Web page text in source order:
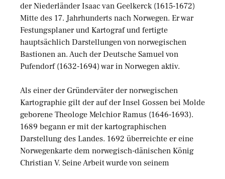
der Niederländer Isaac van Geelkerck (1615-1672)
Mitte des 17. Jahrhunderts nach Norwegen. Er war
Festungsplaner und Kartograf und fertigte
hauptsächlich Darstellungen von norwegischen
Bastionen an. Auch der Deutsche Samuel von
Pufendorf (1632-1694) war in Norwegen aktiv.
Als einer der Gründerväter der norwegischen
Kartographie gilt der auf der Insel Gossen bei Molde
geborene Theologe Melchior Ramus (1646-1693).
1689 begann er mit der kartographischen
Darstellung des Landes. 1692 überreichte er eine
Norwegenkarte dem norwegisch-dänischen König
Christian V. Seine Arbeit wurde von seinem